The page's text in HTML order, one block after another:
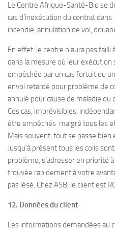
Le Centre Afrique-Santé-Bio se
cas d’inexécution du contrat
incendie, annulation de vol,
En effet, le centre n’aura pas
dans la mesure où leur
empêchée par un cas fortuit ou
envoi retardé pour problème de
annulé pour cause de maladie ou
Ces cas, imprévisibles,
être empêchés malgré tous les
Mais souvent, tout se passe bien
Jusqu’à présent tous les colis
problème, s’adresser en priorité à
trouvée rapidement à votre
pas lésé. Chez ASB, le client est
12. Données du client
Les informations demandées au